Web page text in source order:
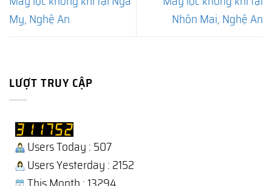
My, Nghệ An
Nhôn Mai, Nghệ An
LƯỢT TRUY CẬP
Users Today : 507
Users Yesterday : 2152